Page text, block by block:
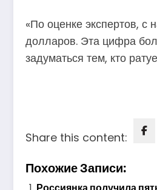
«По оценке экспертов,
долларов. Эта цифра
задуматься тем, кто
Share this content:
Похожие Записи: